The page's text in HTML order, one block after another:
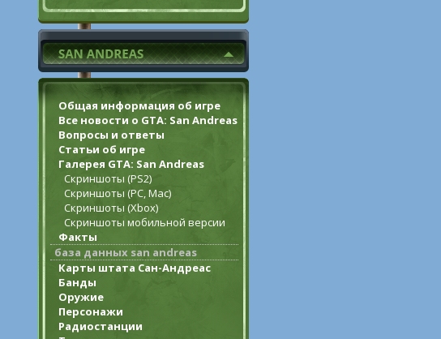
Общая информация об игре
Все новости о GTA: San Andreas
Вопросы и ответы
Статьи об игре
Галерея GTA: San Andreas
Скриншоты (PS2)
Скриншоты (PC, Mac)
Скриншоты (Xbox)
Скриншоты мобильной версии
Факты
база данных san andreas
Карты штата Сан-Андреас
Банды
Оружие
Персонажи
Радиостанции